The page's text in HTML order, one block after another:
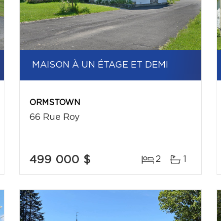
MAISON À UN ÉTAGE ET DEMI
ORMSTOWN
66 Rue Roy
499 000 $ 2 1